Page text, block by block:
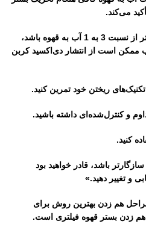
می‌کند.
جیمز هافمن توصیه نمی‌کند که بالاتر از نسبت 3 به 1 آب به قهوه باشد،
ممکن است از انتشار دی‌اکسید کربن
ریختن خود تمرین کنید.
و کنترل‌شده‌ای داشته باشید.
کنید.
باشد، قادر خواهید بود
و تغییر دهید.»
مراحل هم زدن بهترین روش برای
زدن بستر قهوه فیلتری است.